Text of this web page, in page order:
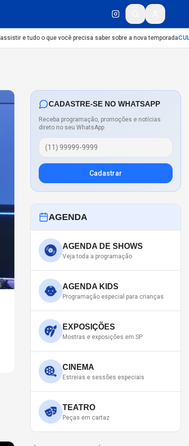
e tudo o que você precisa saber sobre a nova temporada
RED HOT CHILI PEPPERS
ANTHONY KIEDIS
O último álbum da banda foi lançado em 2022
CADASTRE-SE NO WHATSAPP
Receba programação, promoções e notícias
direto no seu WhatsApp
Cadastrar
AGENDA
AGENDA DE SHOWS
Veja toda a programação
AGENDA KIDS
Programação especial para crianças
EXPOSIÇÕES
Mostras e exposições em SP
CINEMA
Estreias e sessões especiais
TEATRO
Peças em cartaz